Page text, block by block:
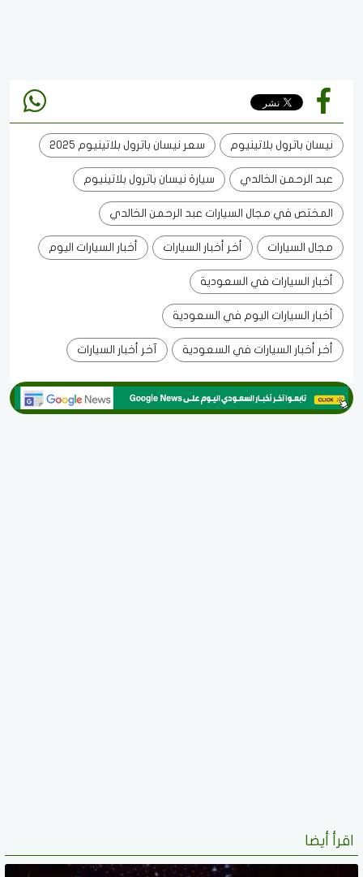
نيسان باترول بلاتينيوم سعر نيسان باترول بلاتينيوم 2025
عبد الرحمن الخالدي سيارة نيسان باترول بلاتينيوم
المختص في مجال السيارات عبد الرحمن الخالدي
مجال السيارات أخر أخبار السيارات أخبار السيارات اليوم
أخبار السيارات في السعودية
أخبار السيارات اليوم في السعودية
أخر أخبار السيارات في السعودية آخر أخبار السيارات
اقرأ أيضا